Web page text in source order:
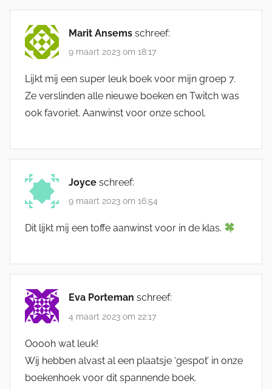
Marit Ansems schreef:
9 maart 2023 om 18:17
Lijkt mij een super leuk boek voor mijn groep 7.
Ze verslinden alle nieuwe boeken en Twitch was
ook favoriet. Aanwinst voor onze school.
Joyce schreef:
9 maart 2023 om 16:54
Dit lijkt mij een toffe aanwinst voor in de klas.
Eva Porteman schreef:
4 maart 2023 om 22:17
Ooooh wat leuk!
Wij hebben alvast al een plaatsje ‘gespot’ in onze
boekenhoek voor dit spannende boek.